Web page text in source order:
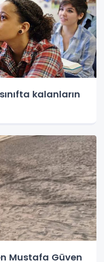
kalanların
Mustafa Güven